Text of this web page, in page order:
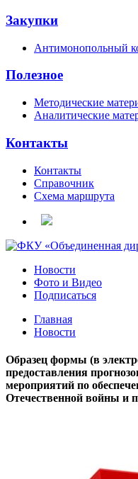
Закупки
Антимонопольный
Полезное
Методические
Аналитические
Контакты
Контакты
Справочник
Схема маршрута
Новости
Фото и Видео
Подписаться
Главная
Новости
Образец формы (в
предоставления
мероприятий по
Отечественной войны и